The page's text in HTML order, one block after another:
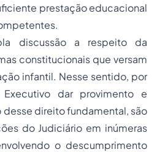
prestação educacional
discussão a respeito da
constitucionais que versam
infantil. Nesse sentido, por
dar provimento e
direito fundamental, são
do Judiciário em inúmeras
o descumprimento